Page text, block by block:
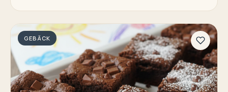
GEBÄCK